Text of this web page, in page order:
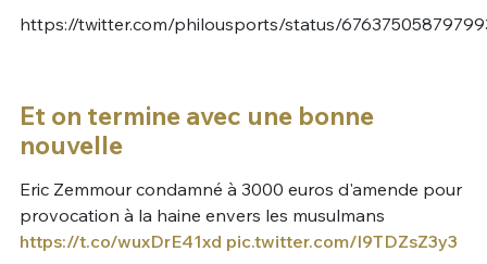
https://twitter.com/philousports/status/
Et on termine avec une bonne
nouvelle
Eric Zemmour condamné à 3000 euros d'amende pour
provocation à la haine envers les musulmans
https://t.co/wuxDrE41xd pic.twitter.com/l9TDZsZ3y3